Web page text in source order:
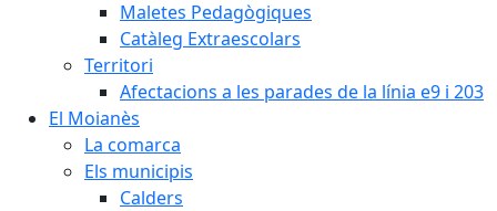
Maletes Pedagògiques
Catàleg Extraescolars
Territori
Afectacions a les parades de la línia e9 i 203
El Moianès
La comarca
Els municipis
Calders